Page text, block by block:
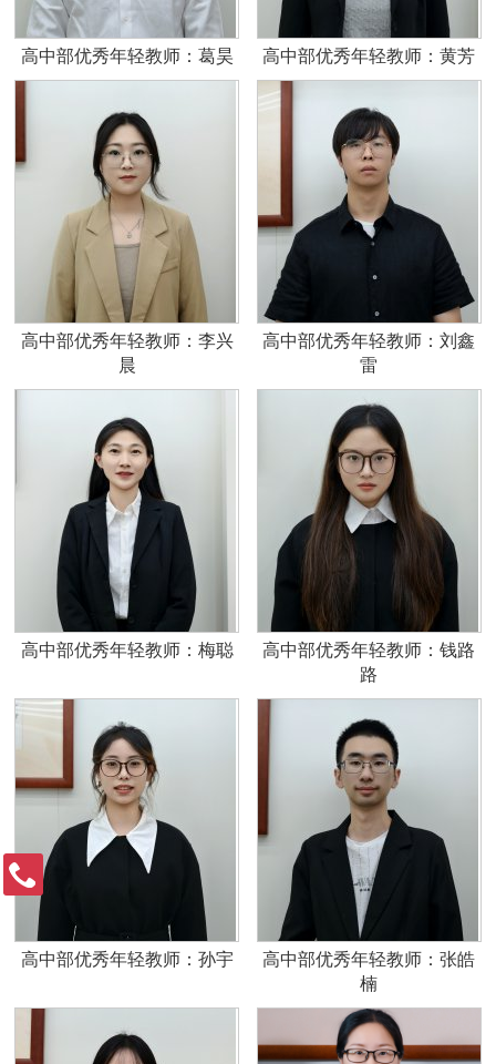
高中部优秀年轻教师：葛昊 高中部优秀年轻教师：黄芳
高中部优秀年轻教师：李兴
晨
高中部优秀年轻教师：刘鑫
雷
高中部优秀年轻教师：梅聪
高中部优秀年轻教师：钱路
路
高中部优秀年轻教师：孙宇
高中部优秀年轻教师：张皓
楠